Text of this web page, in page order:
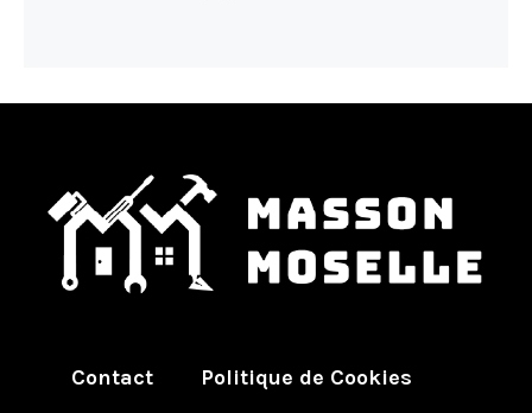
Contact Politique de Cookies